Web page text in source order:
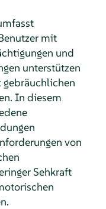
mit
und
unterstützen
In diesem
von
Sehkraft